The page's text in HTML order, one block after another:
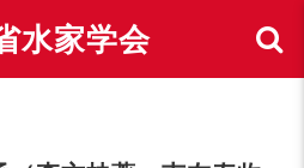
水家学会